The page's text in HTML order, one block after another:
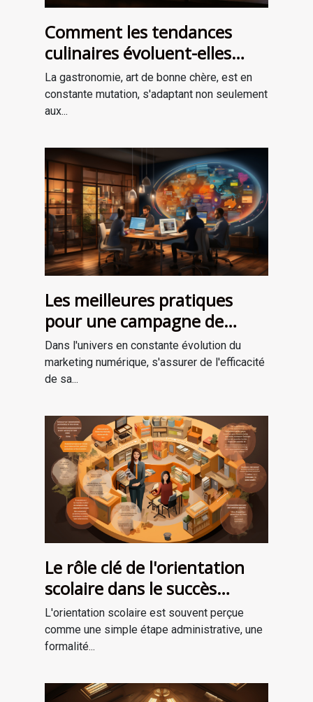
Comment les tendances
culinaires évoluent-elles
avec les saisons ?
La gastronomie, art de bonne chère, est en
constante mutation, s'adaptant non seulement
aux...
Les meilleures pratiques
pour une campagne de
marketing numérique
réussie
Dans l'univers en constante évolution du
marketing numérique, s'assurer de l'efficacité
de sa...
Le rôle clé de l'orientation
scolaire dans le succès
professionnel
L'orientation scolaire est souvent perçue
comme une simple étape administrative, une
formalité...